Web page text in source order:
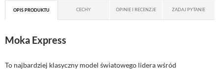
OPIS PRODUKTU CECHY OPINIE I RECENZJE ZADAJ PYTANIE
Moka Express
To najbardziej klasyczny model światowego lidera wśród